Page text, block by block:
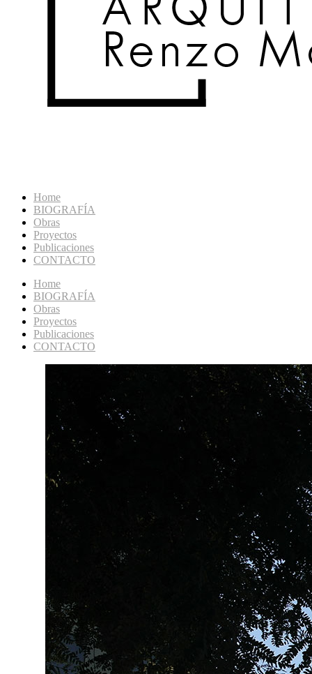
Home
BIOGRAFÍA
Obras
Proyectos
Publicaciones
CONTACTO
Home
BIOGRAFÍA
Obras
Proyectos
Publicaciones
CONTACTO